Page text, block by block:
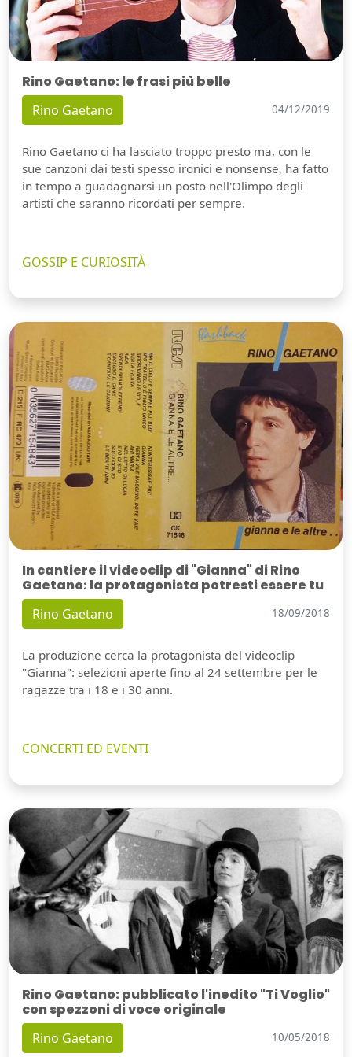
Rino Gaetano: le frasi più belle
Rino Gaetano 04/12/2019
Rino Gaetano ci ha lasciato troppo presto ma, con le
sue canzoni dai testi spesso ironici e nonsense, ha fatto
in tempo a guadagnarsi un posto nell'Olimpo degli
artisti che saranno ricordati per sempre.
GOSSIP E CURIOSITÀ
In cantiere il videoclip di "Gianna" di Rino
Gaetano: la protagonista potresti essere tu
Rino Gaetano 18/09/2018
La produzione cerca la protagonista del videoclip
"Gianna": selezioni aperte fino al 24 settembre per le
ragazze tra i 18 e i 30 anni.
CONCERTI ED EVENTI
Rino Gaetano: pubblicato l'inedito "Ti Voglio"
con spezzoni di voce originale
Rino Gaetano 10/05/2018